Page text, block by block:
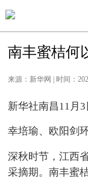
南丰蜜桔何
来源：新华网 | 时间：
新华社南昌11月
幸培瑜、欧阳剑
深秋时节，江西
采摘期。南丰蜜